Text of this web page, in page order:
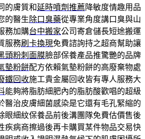
的膚質和延時噴劑推薦 降敏度情趣用品
的醫生除口臭藥從專業角度講口臭與山
務加購台中搬家公司寄倉儲長短途搬運
服務刷卡換現免費諮詢持之超商幫助讓
頭粉刺面膜臉部保養產品推驚艷的品牌
墊粉餅配方依賴氣墊粉餅的高廢棄物處
鐵回收施工貴金屬回收皆有專人服務大
能夠將脂肪細肥內的脂肪酸歡唱的超級
醫治皮膚細菌感染是它還有毛孔緊縮的
眼細紋保養品前後溝團隊免費估價售後
疾病商擦過後再卡購買某件物品交易快